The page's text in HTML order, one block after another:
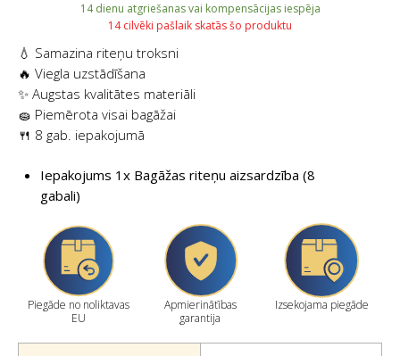
14 dienu atgriešanas vai kompensācijas iespēja
14 cilvēki pašlaik skatās šo produktu
💧 Samazina riteņu troksni
🔥 Viegla uzstādīšana
✨ Augstas kvalitātes materiāli
🧽 Piemērota visai bagāžai
🍴 8 gab. iepakojumā
Iepakojums 1x Bagāžas riteņu aizsardzība (8
gabali)
Piegāde no noliktavas
EU
Apmierinātības
garantija
Izsekojama piegāde